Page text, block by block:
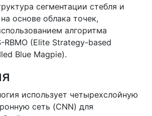
сегментации стебля и
основе облака точек,
алгоритма
RBMO (Elite Strategy-based
Blue Magpie).
использует четырехслойную
сеть (CNN) для